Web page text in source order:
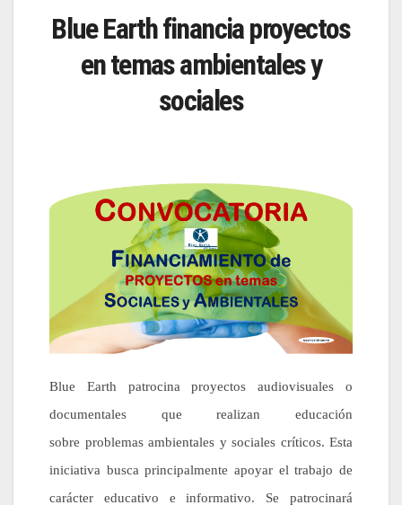
Blue Earth financia proyectos
en temas ambientales y
sociales
Blue Earth patrocina proyectos audiovisuales o
documentales que realizan educación
sobre problemas ambientales y sociales críticos. Esta
iniciativa busca principalmente apoyar el trabajo de
carácter educativo e informativo. Se patrocinará